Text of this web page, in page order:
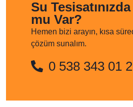
Su
mu Var?
Hemen bizi arayın, kısa
çözüm sunalım.
0 538 343 01